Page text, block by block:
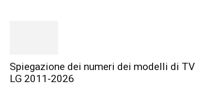
Spiegazione dei numeri dei modelli di TV
LG 2011-2026